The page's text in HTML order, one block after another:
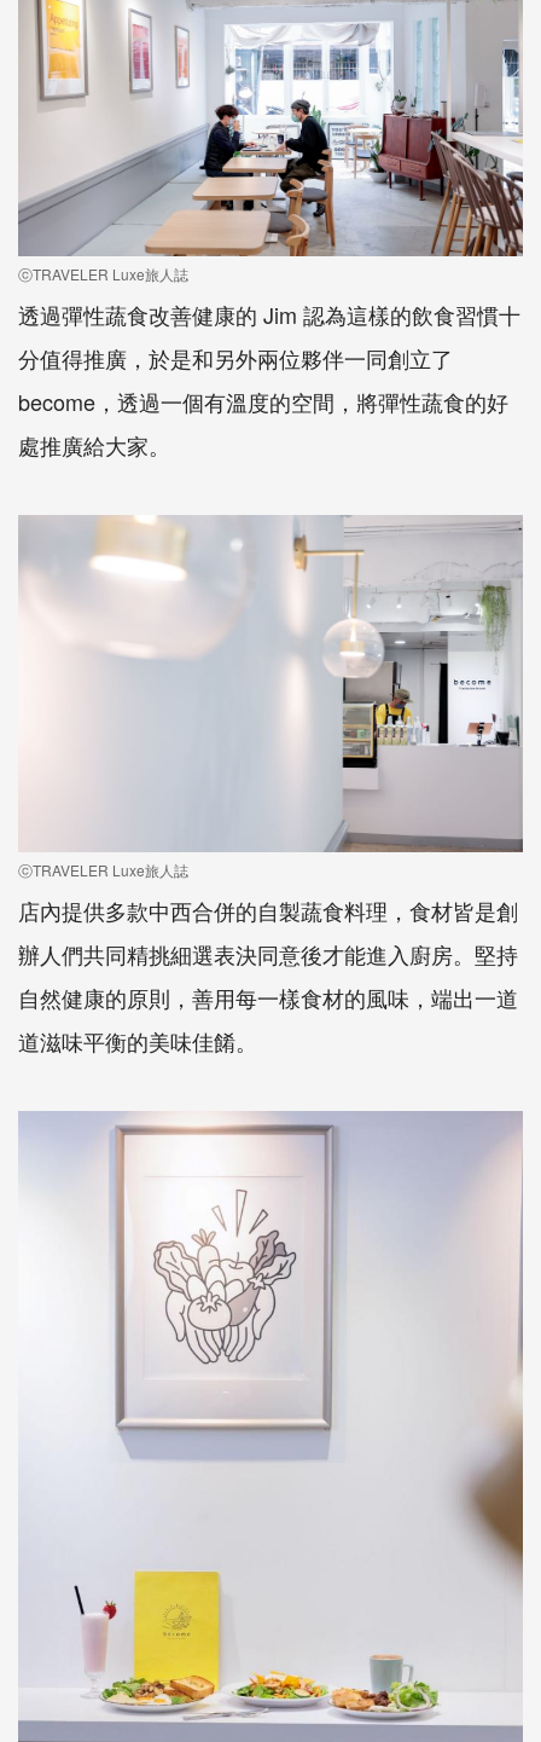
ⓒTRAVELER Luxe旅人誌
透過彈性蔬食改善健康的 Jim 認為這樣的飲食習慣十
分值得推廣，於是和另外兩位夥伴一同創立了
become，透過一個有溫度的空間，將彈性蔬食的好
處推廣給大家。
ⓒTRAVELER Luxe旅人誌
店內提供多款中西合併的自製蔬食料理，食材皆是創
辦人們共同精挑細選表決同意後才能進入廚房。堅持
自然健康的原則，善用每一樣食材的風味，端出一道
道滋味平衡的美味佳餚。